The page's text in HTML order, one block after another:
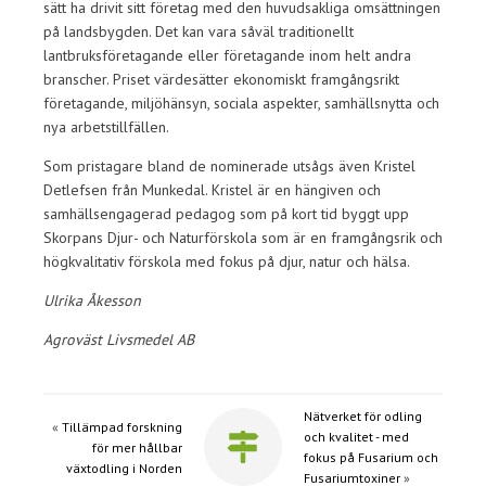
sätt ha drivit sitt företag med den huvudsakliga omsättningen
på landsbygden. Det kan vara såväl traditionellt
lantbruksföretagande eller företagande inom helt andra
branscher. Priset värdesätter ekonomiskt framgångsrikt
företagande, miljöhänsyn, sociala aspekter, samhällsnytta och
nya arbetstillfällen.
Som pristagare bland de nominerade utsågs även Kristel
Detlefsen från Munkedal. Kristel är en hängiven och
samhällsengagerad pedagog som på kort tid byggt upp
Skorpans Djur- och Naturförskola som är en framgångsrik och
högkvalitativ förskola med fokus på djur, natur och hälsa.
Ulrika Åkesson
Agroväst Livsmedel AB
« Tillämpad forskning
för mer hållbar
växtodling i Norden
Nätverket för odling
och kvalitet - med
fokus på Fusarium och
Fusariumtoxiner »